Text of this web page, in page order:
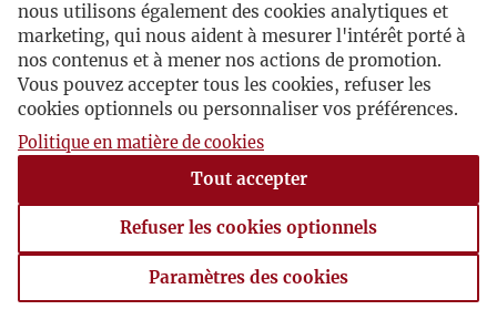
nous utilisons également des cookies analytiques et
marketing, qui nous aident à mesurer l'intérêt porté à
nos contenus et à mener nos actions de promotion.
Vous pouvez accepter tous les cookies, refuser les
cookies optionnels ou personnaliser vos préférences.
Politique en matière de cookies
Tout accepter
Refuser les cookies optionnels
Paramètres des cookies
Paramètres des cookies